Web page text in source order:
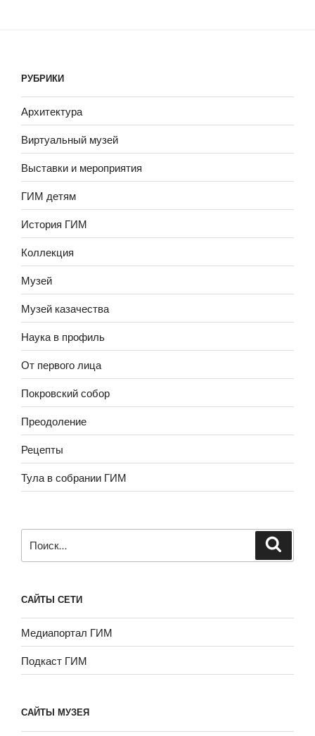
РУБРИКИ
Архитектура
Виртуальный музей
Выставки и мероприятия
ГИМ детям
История ГИМ
Коллекция
Музей
Музей казачества
Наука в профиль
От первого лица
Покровский собор
Преодоление
Рецепты
Тула в собрании ГИМ
САЙТЫ СЕТИ
Медиапортал ГИМ
Подкаст ГИМ
САЙТЫ МУЗЕЯ